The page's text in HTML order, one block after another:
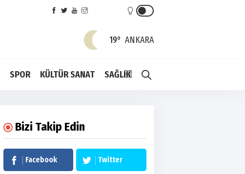
19° ANKARA
SPOR KÜLTÜR SANAT SAĞLIK
Bizi Takip Edin
Facebook Twitter